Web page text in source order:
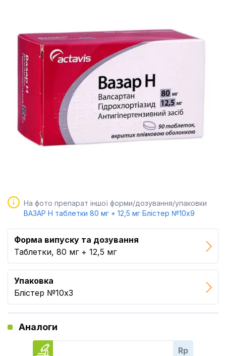
На фото препарат іншої форми/дозування/упаковки
ВАЗАР Н таблетки 80 мг + 12,5 мг Блістер №10x9
Форма випуску та дозування
Таблетки, 80 мг + 12,5 мг
Упаковка
Блістер №10x3
Аналоги
Rp